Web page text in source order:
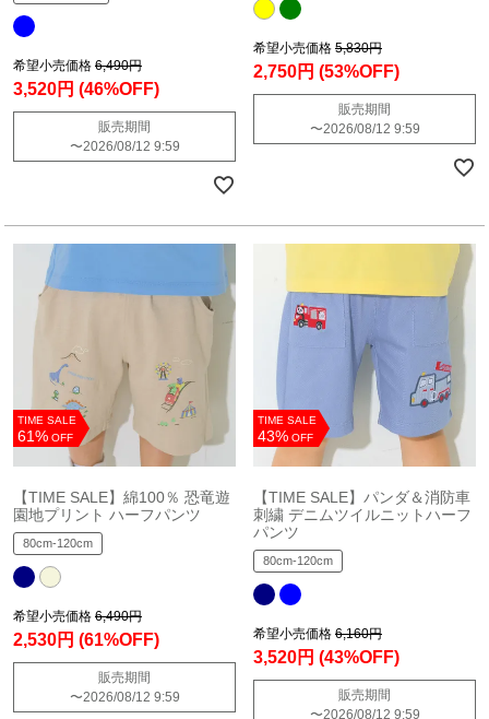
希望小売価格 6,490円
3,520円 (46%OFF)
販売期間
〜2026/08/12 9:59
希望小売価格 5,830円
2,750円 (53%OFF)
販売期間
〜2026/08/12 9:59
TIME SALE
61% OFF
【TIME SALE】綿100％ 恐竜遊
園地プリント ハーフパンツ
80cm-120cm
希望小売価格 6,490円
2,530円 (61%OFF)
販売期間
〜2026/08/12 9:59
TIME SALE
43% OFF
【TIME SALE】パンダ＆消防車
刺繍 デニムツイルニットハーフ
パンツ
80cm-120cm
希望小売価格 6,160円
3,520円 (43%OFF)
販売期間
〜2026/08/12 9:59